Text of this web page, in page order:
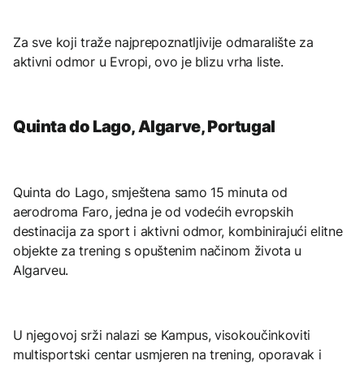
Za sve koji traže najprepoznatljivije odmaralište za
aktivni odmor u Evropi, ovo je blizu vrha liste.
Quinta do Lago, Algarve, Portugal
Quinta do Lago, smještena samo 15 minuta od
aerodroma Faro, jedna je od vodećih evropskih
destinacija za sport i aktivni odmor, kombinirajući elitne
objekte za trening s opuštenim načinom života u
Algarveu.
U njegovoj srži nalazi se Kampus, visokoučinkoviti
multisportski centar usmjeren na trening, oporavak i